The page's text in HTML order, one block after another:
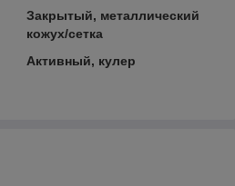
Закрытый, металлический
кожух/сетка
Активный, кулер